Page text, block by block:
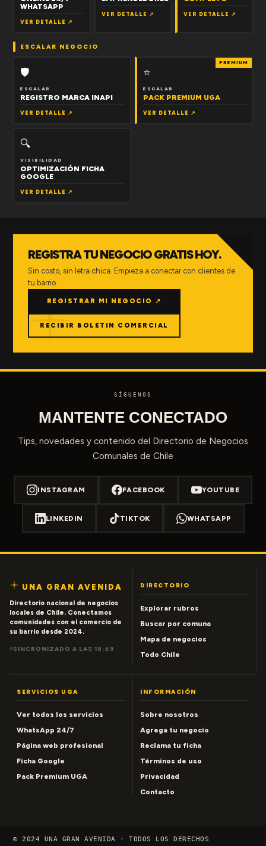
WHATSAPP
VER DETALLE ↗
VER DETALLE ↗ VER DETALLE ↗
ESCALAR NEGOCIO
🛡
ESCALAR
REGISTRO MARCA INAPI
VER DETALLE ↗
PREMIUM
⭐
ESCALAR
PACK PREMIUM UGA
VER DETALLE ↗
🔍
VISIBILIDAD
OPTIMIZACIÓN FICHA
GOOGLE
VER DETALLE ↗
REGISTRA TU NEGOCIO GRATIS HOY.
Sin costo, sin letra chica. Empieza a conectar con clientes de
tu barrio.
REGISTRAR MI NEGOCIO ↗
RECIBIR BOLETIN COMERCIAL
SÍGUENOS
MANTENTE CONECTADO
Tips, novedades y contenido del Directorio de Negocios
Comunales de Chile
INSTAGRAM FACEBOOK YOUTUBE
LINKEDIN TIKTOK WHATSAPP
UNA GRAN AVENIDA
Directorio nacional de negocios
locales de Chile. Conectamos
comunidades con el comercio de
su barrio desde 2024.
SINCRONIZADO A LAS 18:49
DIRECTORIO
Explorar rubros
Buscar por comuna
Mapa de negocios
Todo Chile
SERVICIOS UGA
Ver todos los servicios
WhatsApp 24/7
Página web profesional
Ficha Google
Pack Premium UGA
INFORMACIÓN
Sobre nosotros
Agrega tu negocio
Reclama tu ficha
Términos de uso
Privacidad
Contacto
© 2024 UNA GRAN AVENIDA · TODOS LOS DERECHOS